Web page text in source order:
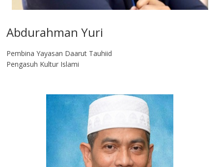
Abdurahman Yuri
Pembina Yayasan Daarut Tauhiid
Pengasuh Kultur Islami